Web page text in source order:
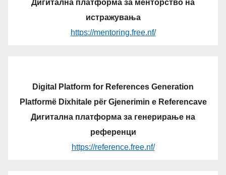
Дигитална платформа за менторство на
истражувања
https://mentoring.free.nf/
Digital Platform for References Generation
Platformë Dixhitale për Gjenerimin e Referencave
Дигитална платформа за генерирање на
референци
https://reference.free.nf/